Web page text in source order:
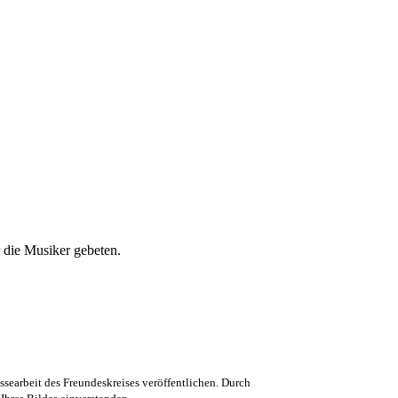
Musiker gebeten.
des Freundeskreises veröffentlichen. Durch